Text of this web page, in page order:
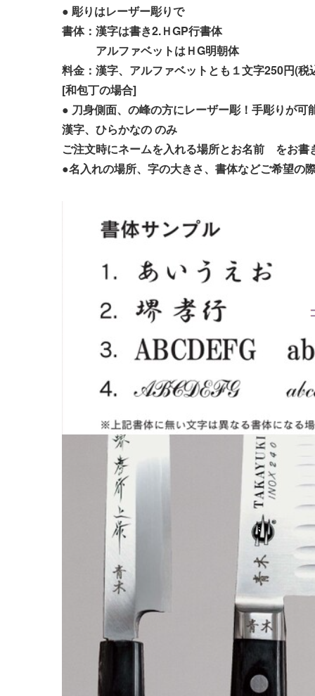
● 彫りはレーザー彫りで
書体：漢字は書き2.ＨGP行書体
アルファベットはＨG明朝体
料金：漢字、アルファベットとも１文字250円(税
[和包丁の場合]
● 刀身側面、の峰の方にレーザー彫！手彫りが可
漢字、ひらかなののみ
ご注文時にネームを入れる場所とお名前 をお書
●名入れの場所、字の大きさ、書体などご希望の